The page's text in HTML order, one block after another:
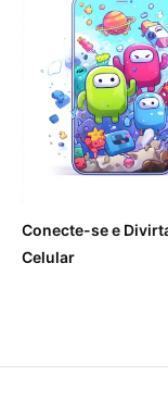
Conecte-se e
Celular